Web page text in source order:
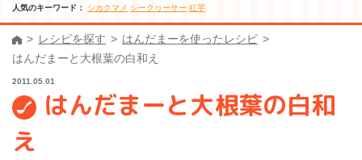
人気のキーワード： シカクマメ シークヮーサー 紅芋
レシピを探す
はんだまーを使ったレシピ
はんだまーと大根葉の白和え
2011.05.01
はんだまーと大根葉の白和
え